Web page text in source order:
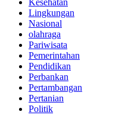
Kesehatan
Lingkungan
Nasional
olahraga
Pariwisata
Pemerintahan
Pendidikan
Perbankan
Pertambangan
Pertanian
Politik